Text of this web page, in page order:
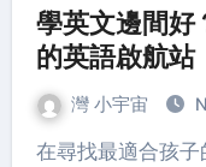
學英文邊間好
的英語啟航站
灣 小宇宙
在尋找最適合孩子的英語學習機構時，家長們總是